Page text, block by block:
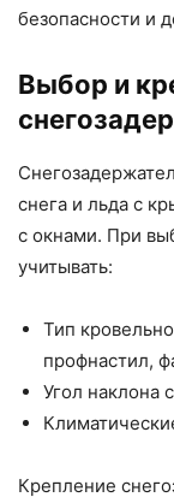
безопасности и
Выбор и
снега и льда с
с окнами. При
учитывать:
Тип
профнастил,
Угол наклона
Крепление